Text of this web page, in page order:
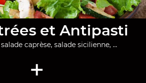
et Antipasti
caprèse, salade sicilienne, ...
+